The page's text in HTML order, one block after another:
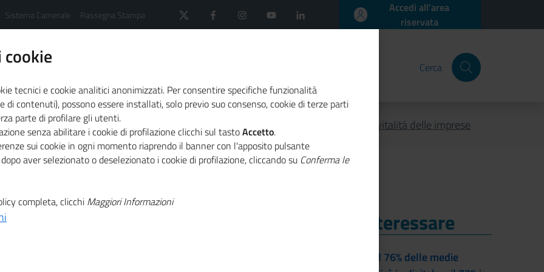
Sistema Camerale Rassegna Stampa
Accedi all'area
riservata
Cerca
sistema camerale Comunicati Stampa Guerra e caro energia frenano la vitalitá delle imprese
frenano la
Ti Potrebbe Interessare
Entro il 2028 il 76% delle medie
tecnici e cookie analitici anonimizzati. Per consentire specifiche funzionalità
di contenuti), possono essere installati, solo previo suo consenso, cookie di terze parti
parte di profilare gli utenti.
senza abilitare i cookie di profilazione clicchi sul tastoAccetto.
sui cookie in ogni momento riaprendo il banner con l'apposito pulsante
aver selezionato o deselezionato i cookie di profilazione, cliccando su Conferma le
completa, clicchi Maggiori Informazioni